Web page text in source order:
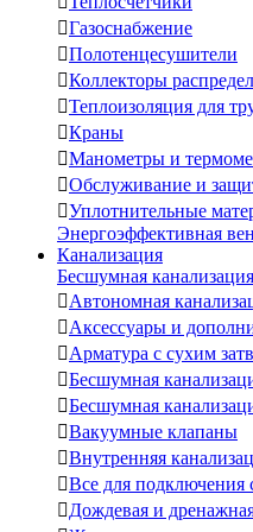
Газоснабжение
Полотенцесушители
Коллекторы
Теплоизоляция для
Краны
Манометры и
Обслуживание и
Уплотнительные
Энергоэффективная
Канализация
Бесшумная
Автономная
Аксессуары и
Арматура с сухим
Бесшумная
Бесшумная
Вакуумные клапаны
Внутренняя
Все для
Дождевая и